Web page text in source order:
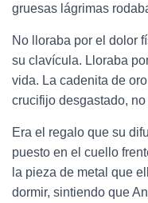
gruesas lágrimas
No lloraba por el dolor
su clavícula. Lloraba
vida. La cadenita de
crucifijo desgastado,
Era el regalo que su
puesto en el cuello
la pieza de metal que
dormir, sintiendo que